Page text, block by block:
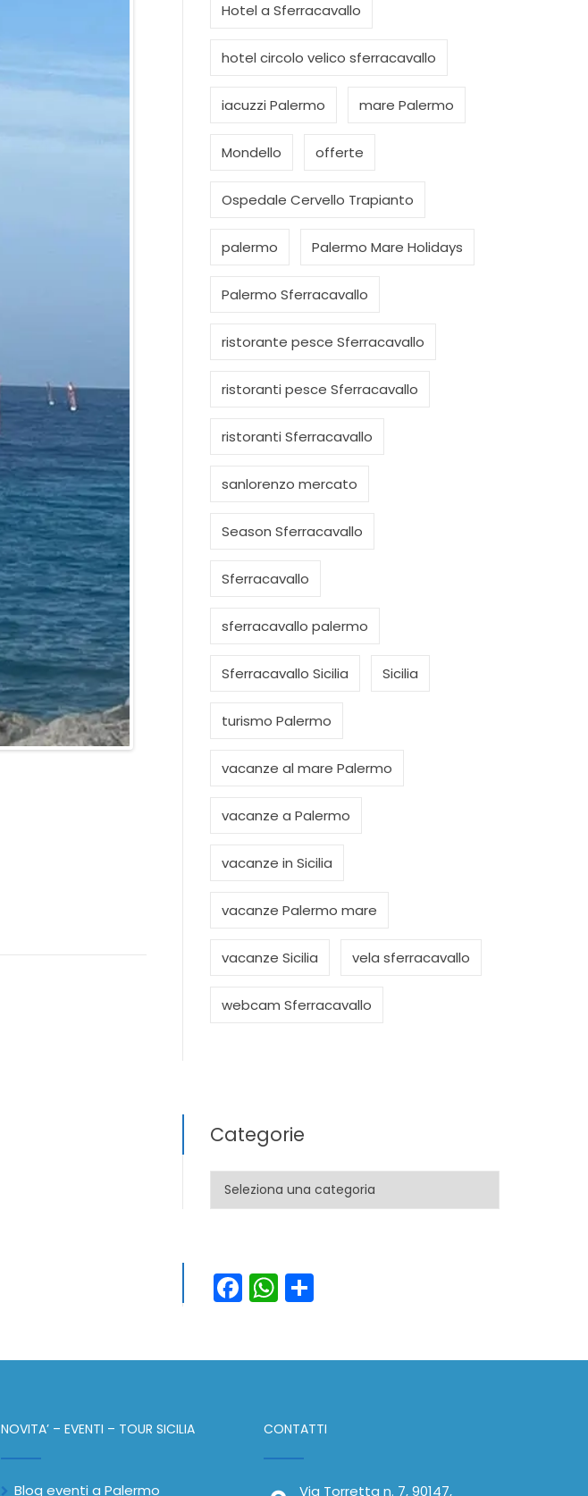
Hotel a Sferracavallo
hotel circolo velico sferracavallo
iacuzzi Palermo mare Palermo
Mondello offerte
Ospedale Cervello Trapianto
palermo Palermo Mare Holidays
Palermo Sferracavallo
ristorante pesce Sferracavallo
ristoranti pesce Sferracavallo
ristoranti Sferracavallo
sanlorenzo mercato
Season Sferracavallo
Sferracavallo
sferracavallo palermo
Sferracavallo Sicilia Sicilia
turismo Palermo
vacanze al mare Palermo
vacanze a Palermo
vacanze in Sicilia
vacanze Palermo mare
vacanze Sicilia vela sferracavallo
webcam Sferracavallo
Categorie
Categorie
Facebook
WhatsApp
Condividi
NOVITA’ – EVENTI – TOUR SICILIA
Blog eventi a Palermo
CONTATTI
Via Torretta n. 7, 90147,